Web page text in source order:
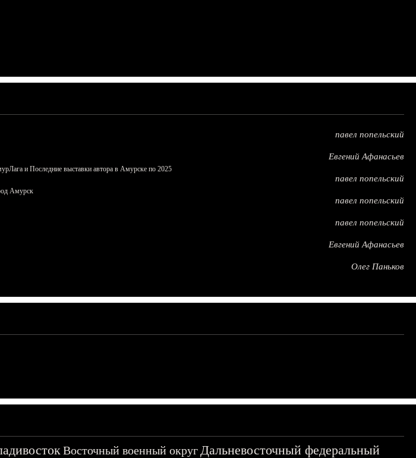
павел попельский
Евгений Афанасьев
и Последние выставки автора в Амурске по 2025
павел попельский
Амурск
павел попельский
павел попельский
Евгений Афанасьев
Олег Паньков
Восточный военный округДальневосточный федеральный